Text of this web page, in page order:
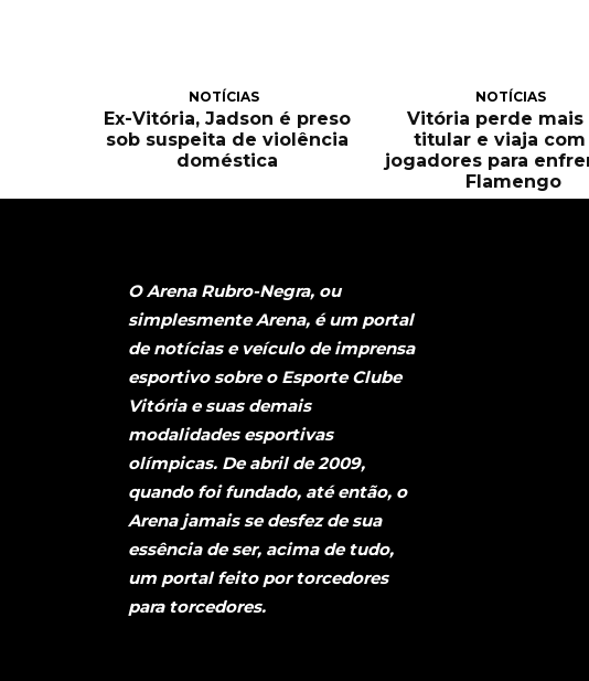
NOTÍCIAS
Ex-Vitória, Jadson é preso
sob suspeita de violência
doméstica
NOTÍCIAS
Vitória perde mais
titular e viaja com
jogadores para
Flamengo
O Arena Rubro-Negra, ou
simplesmente Arena, é um portal
de notícias e veículo de imprensa
esportivo sobre o Esporte Clube
Vitória e suas demais
modalidades esportivas
olímpicas. De abril de 2009,
quando foi fundado, até então, o
Arena jamais se desfez de sua
essência de ser, acima de tudo,
um portal feito por torcedores
para torcedores.